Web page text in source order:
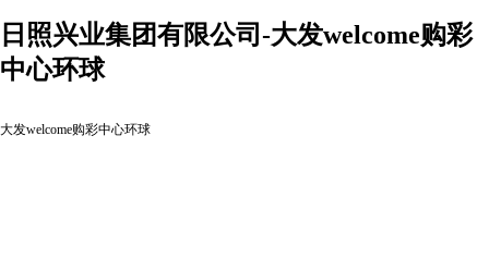
日照兴业集团有限公司-大发welcome购彩
中心环球
大发welcome购彩中心环球